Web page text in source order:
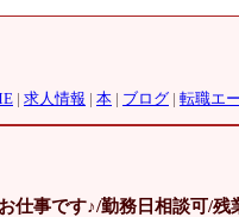
| 求人情報 | 本 | ブログ | 転職エ
仕事です♪/勤務日相談可/